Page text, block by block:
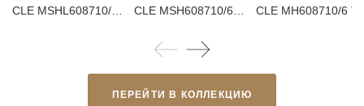
ПЕРЕЙТИ В КОЛЛЕКЦИЮ